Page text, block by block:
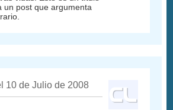
un post que argumenta
10 de Julio de 2008